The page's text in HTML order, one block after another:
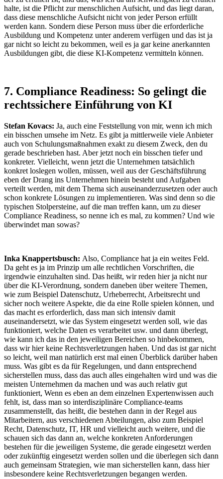
halte, ist die Pflicht zur menschlichen Aufsicht, und das liegt daran,
dass diese menschliche Aufsicht nicht von jeder Person erfüllt
werden kann. Sondern diese Person muss über die erforderliche
Ausbildung und Kompetenz unter anderem verfügen und das ist ja
gar nicht so leicht zu bekommen, weil es ja gar keine anerkannten
Ausbildungen gibt, die diese KI-Kompetenz vermitteln können.
7. Compliance Readiness: So gelingt die
rechtssichere Einführung von KI
Stefan Kovacs: Ja, auch eine Feststellung von mir, wenn ich mich
ein bisschen umsehe im Netz. Es gibt ja mittlerweile viele Anbieter
auch von Schulungsmaßnahmen exakt zu diesem Zweck, den du
gerade beschrieben hast. Aber jetzt noch ein bisschen tiefer und
konkreter. Vielleicht, wenn jetzt die Unternehmen tatsächlich
konkret loslegen wollen, müssen, weil aus der Geschäftsführung
eben der Drang ins Unternehmen hinein besteht und Aufgaben
verteilt werden, mit dem Thema sich auseinanderzusetzen oder auch
schon konkrete Lösungen zu implementieren. Was sind denn so die
typischen Stolpersteine, auf die man treffen kann, um zu dieser
Compliance Readiness, so nenne ich es mal, zu kommen? Und wie
überwindet man sowas?
Inka Knappertsbusch: Also, Compliance hat ja ein weites Feld.
Da geht es ja im Prinzip um alle rechtlichen Vorschriften, die
irgendwie einzuhalten sind. Das heißt, wir reden hier ja nicht nur
über die KI-Verordnung, sondern daneben über weitere Themen,
wie zum Beispiel Datenschutz, Urheberrecht, Arbeitsrecht und
sicher noch weitere Aspekte, die da eine Rolle spielen können, und
das macht es erforderlich, dass man sich intensiv damit
auseinandersetzt, wie das System eingesetzt werden soll, wie das
funktioniert, welche Daten es verarbeitet usw. und dann überlegt,
wie kann ich das in den jeweiligen Bereichen so hinbekommen,
dass wir hier keine Rechtsverletzungen haben. Und das ist gar nicht
so leicht, weil man natürlich erst mal einen Überblick darüber haben
muss. Was gibt es da für Regelungen, und dann entsprechend
sicherstellen muss, dass das auch alles eingehalten wird und was die
meisten Unternehmen da machen und was auch relativ gut
funktioniert, Wenn es eben an dem einzelnen Expertenwissen auch
fehlt, ist, dass man so interdisziplinäre Compliance-teams
zusammenstellt, das heißt, die bestehen dann in der Regel aus
Mitarbeitern, aus verschiedenen Abteilungen, also zum Beispiel
Recht, Datenschutz, IT, HR und vielleicht auch weitere, und die
schauen sich das dann an, welche konkreten Anforderungen
bestehen für die jeweiligen Systeme, die gerade eingesetzt werden
oder zukünftig eingesetzt werden sollen und die überlegen sich dann
auch gemeinsam Strategien, wie man sicherstellen kann, dass hier
insbesondere keine Rechtsverletzungen begangen werden.